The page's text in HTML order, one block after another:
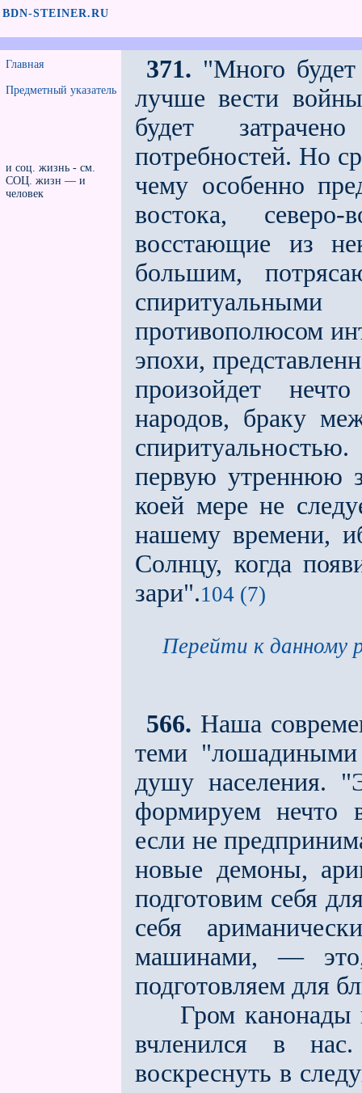
BDN-STEINER.RU
Главная
Предметный указатель
и соц. жизнь - см.
СОЦ. жизн — и
человек
371. "Много
лучше вести
будет
потребностей. Но
чему особенно
востока, северо-
восстающие из
большим,
противополюсом
эпохи,
произойдет
народов, браку
первую утреннюю
коей мере не
нашему времени,
Солнцу, когда
зари".104 (7)
Перейти к данному
566. Наша
теми
душу населения.
формируем нечто
если не
новые демоны,
подготовим себя
себя
машинами, —
подготовляем для
Гром канонады
вчленился в
воскреснуть в